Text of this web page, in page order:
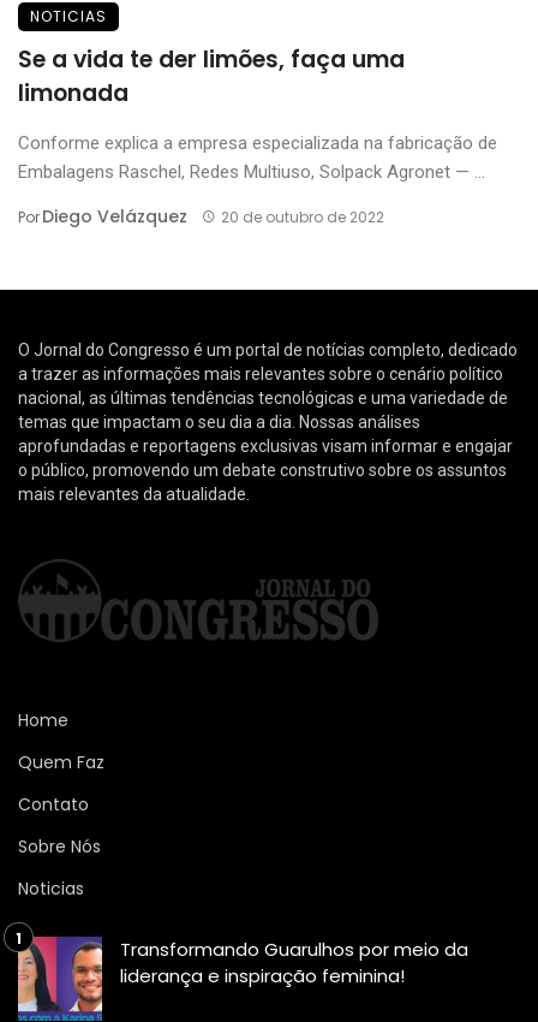
NOTICIAS
Se a vida te der limões, faça uma
limonada
Conforme explica a empresa especializada na fabricação de
Embalagens Raschel, Redes Multiuso, Solpack Agronet — ...
PorDiego Velázquez 20 de outubro de 2022
O Jornal do Congresso é um portal de notícias completo, dedicado
a trazer as informações mais relevantes sobre o cenário político
nacional, as últimas tendências tecnológicas e uma variedade de
temas que impactam o seu dia a dia. Nossas análises
aprofundadas e reportagens exclusivas visam informar e engajar
o público, promovendo um debate construtivo sobre os assuntos
mais relevantes da atualidade.
Home
Quem Faz
Contato
Sobre Nós
Noticias
Transformando Guarulhos por meio da
liderança e inspiração feminina!